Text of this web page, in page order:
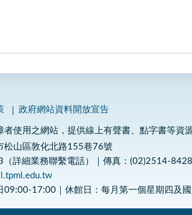
政府網站資料開放宣告
者使用之網站，提供線上有聲書、點字書等資
松山區敦化北路155巷76號
詳細業務聯繫電話）｜傳真：(02)2514-8428
09:00-17:00｜休館日：每月第一個星期四及國